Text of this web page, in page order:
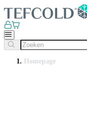
Homepage